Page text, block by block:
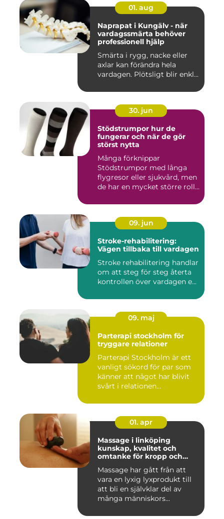
01. aug
Naprapat i Kungälv - när
vardagssmärta behöver
professionell hjälp
Smärta i rygg, nacke eller
axlar kan förändra hela
vardagen. Plötsligt blir enkl...
30. jun
Stödstrumpor hur de
fungerar och när de gör
störst nytta
Många förknippar
Stödstrumpor med långa
flygresor eller sjukvård, men
de har en mycket större roll
09. jun
Stroke-rehabilitering:
Vägen tillbaka till vardagen
Stroke rehabilitering handlar
om att steg för steg återta
kontrollen över vardagen e...
09. maj
Parterapi stockholm för
tryggare relationer
Parterapi Stockholm är ett
vanligt sökord för par som
känner att något har blivit
svårt i relationen...
01. apr
Massage i linköping
kunskap, kvalitet och
omtanke för kropp och
Massage har gått från att
vara en lyxig lyxprodukt till
att bli en självklar del av
många människors...